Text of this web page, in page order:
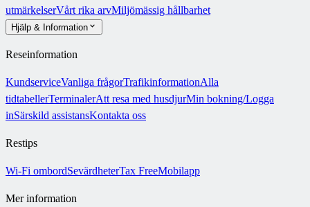
utmärkelserVårt rika arvMiljömässig hållbarhet
Hjälp & Information
Reseinformation
KundserviceVanliga frågorTrafikinformationAlla
tidtabellerTerminalerAtt resa med husdjurMin bokning/Logga
inSärskild assistansKontakta oss
Restips
Wi-Fi ombordSevärdheterTax FreeMobilapp
Mer information